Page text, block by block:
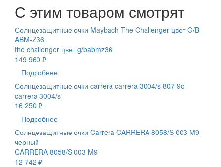
С этим товаром смотрят
Солнцезащитные очки Maybach The Challenger цвет G/B-
ABM-Z36
the challenger цвет g/babmz36
149 960 ₽
Подробнее
Солнцезащитные очки carrera carrera 3004/s 807 9o
carrera 3004/s
16 250 ₽
Подробнее
Солнцезащитные очки Carrera CARRERA 8058/S 003 M9
черный
CARRERA 8058/S 003 M9
12 742 ₽